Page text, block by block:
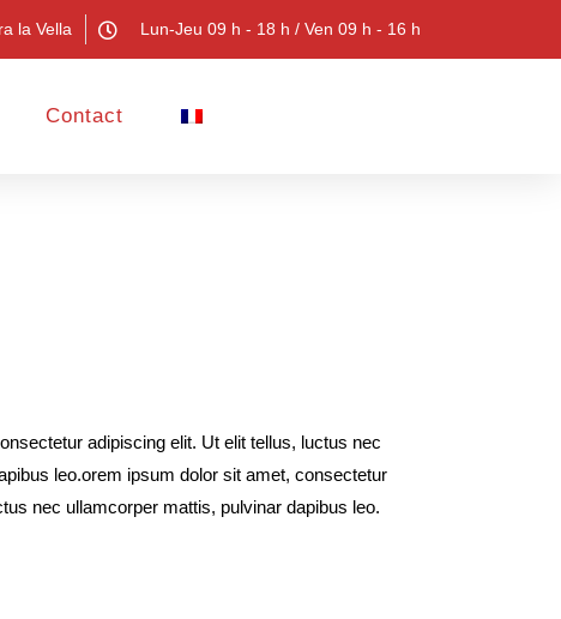
la Vella Lun-Jeu 09 h - 18 h / Ven 09 h - 16 h
Contact
adipiscing elit. Ut elit tellus, luctus nec
leo.orem ipsum dolor sit amet, consectetur
nec ullamcorper mattis, pulvinar dapibus leo.